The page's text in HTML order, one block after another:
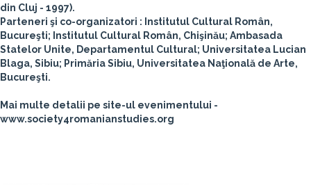
din Cluj - 1997).
Parteneri şi co-organizatori : Institutul Cultural Român,
Bucureşti; Institutul Cultural Român, Chişinău; Ambasada
Statelor Unite, Departamentul Cultural; Universitatea Lucian
Blaga, Sibiu; Primăria Sibiu, Universitatea Naţională de Arte,
Bucureşti.
Mai multe detalii pe site-ul evenimentului -
www.society4romanianstudies.org